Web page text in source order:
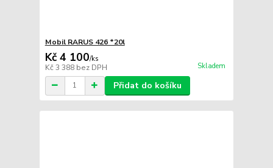
Mobil RARUS 426 *20l
Kč 4 100/ks
Kč 3 388 bez DPH Skladem
Přidat do košíku